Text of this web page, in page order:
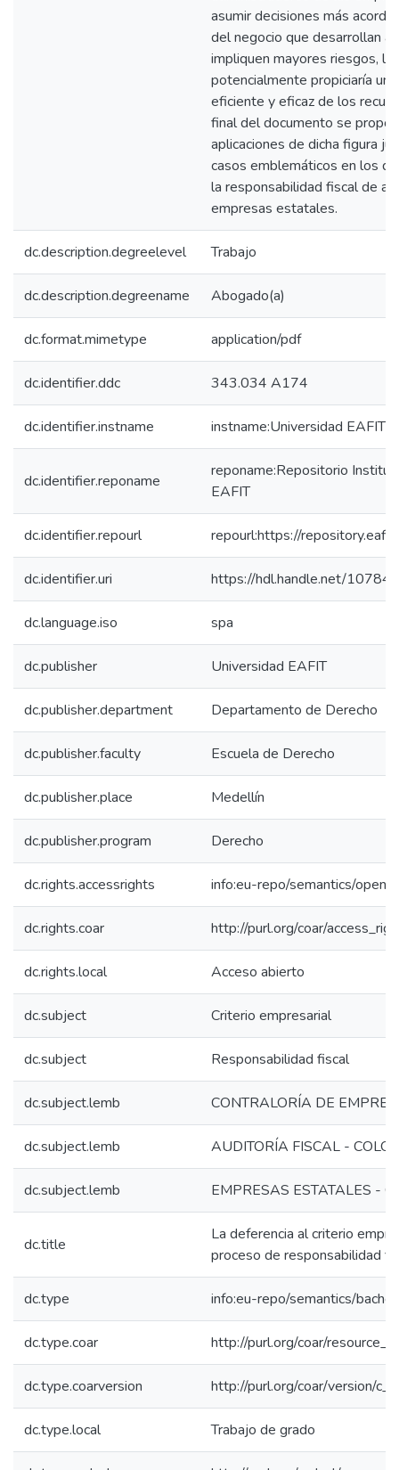
asumir decisiones más
del negocio que desarrollan
impliquen mayores riesgos, lo
potencialmente propiciaría un
eficiente y eficaz de los
final del documento se
aplicaciones de dicha figura
casos emblemáticos en los
la responsabilidad fiscal de
empresas estatales.
dc.description.degreelevel Trabajo
dc.description.degreename Abogado(a)
dc.format.mimetype application/pdf
dc.identifier.ddc 343.034 A174
dc.identifier.instname instname:Universidad EAFIT
dc.identifier.reponame
reponame:Repositorio
EAFIT
dc.identifier.repourl repourl:https://
dc.identifier.uri https://hdl.handle.net/
dc.language.iso spa
dc.publisher Universidad EAFIT
dc.publisher.department Departamento de Derecho
dc.publisher.faculty Escuela de Derecho
dc.publisher.place Medellín
dc.publisher.program Derecho
dc.rights.accessrights info:eu-repo/semantics/
dc.rights.coar http://purl.org/coar/
dc.rights.local Acceso abierto
dc.subject Criterio empresarial
dc.subject Responsabilidad fiscal
dc.subject.lemb CONTRALORÍA DE
dc.subject.lemb AUDITORÍA FISCAL -
dc.subject.lemb EMPRESAS ESTATALES -
dc.title
La deferencia al criterio
proceso de responsabilidad
dc.type info:eu-repo/semantics/
dc.type.coar http://purl.org/coar/
dc.type.coarversion http://purl.org/coar/version/
dc.type.local Trabajo de grado